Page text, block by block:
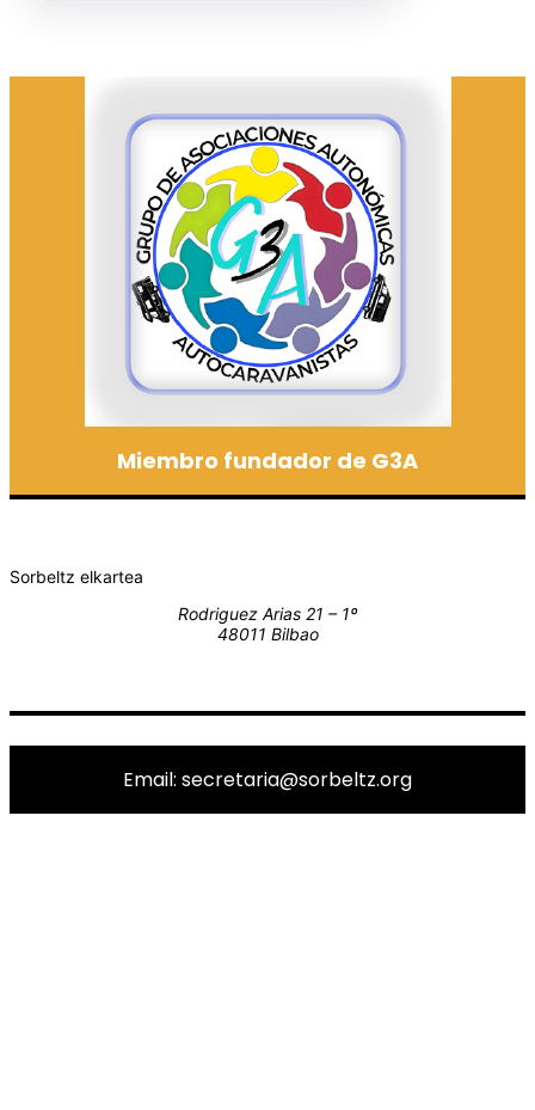
Miembro fundador de G3A
Sorbeltz elkartea
Rodriguez Arias 21 – 1º
48011 Bilbao
Email: secretaria@sorbeltz.org